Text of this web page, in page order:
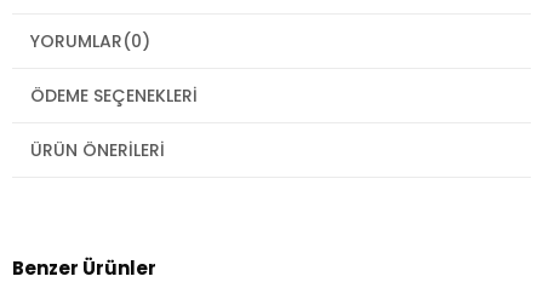
YORUMLAR(0)
ÖDEME SEÇENEKLERI
ÜRÜN ÖNERILERI
Benzer Ürünler